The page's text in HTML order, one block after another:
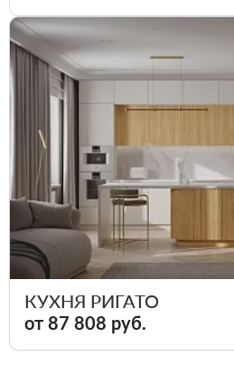
КУХНЯ РИГАТО
от 87 808 руб.